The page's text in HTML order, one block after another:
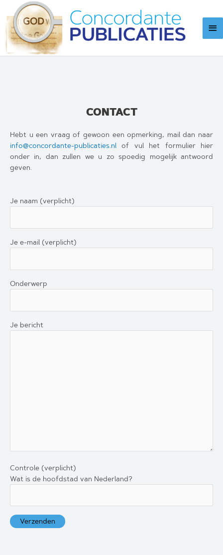
naar
de
inhoud
CONTACT
Hebt u een vraag of gewoon een opmerking, mail dan naar
info@concordante-publicaties.nl of vul het formulier hier
onder in, dan zullen we u zo spoedig mogelijk antwoord
geven.
Je naam (verplicht)
Je e-mail (verplicht)
Onderwerp
Je bericht
Controle (verplicht)
Wat is de hoofdstad van Nederland?